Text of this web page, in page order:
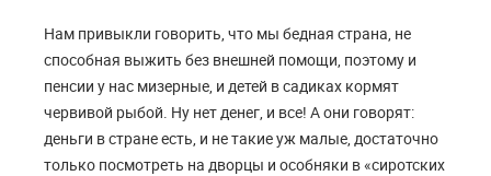
Нам привыкли говорить, что мы бедная страна, не
способная выжить без внешней помощи, поэтому и
пенсии у нас мизерные, и детей в садиках кормят
червивой рыбой. Ну нет денег, и все! А они говорят:
деньги в стране есть, и не такие уж малые, достаточно
только посмотреть на дворцы и особняки в «сиротских